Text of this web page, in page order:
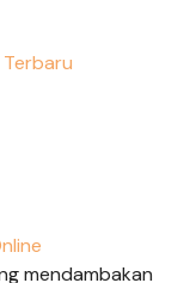
mendambakan